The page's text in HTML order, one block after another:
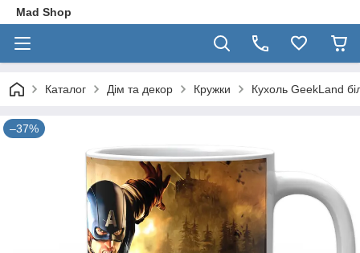
Mad Shop
Каталог Дім та декор Кружки Кухоль GeekLand
–37%